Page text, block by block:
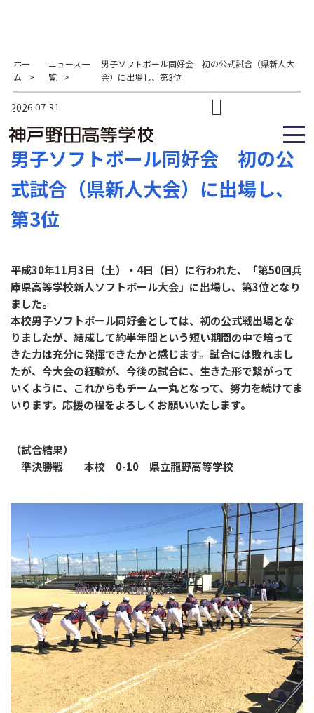
ホー
ム
>
ニュース一
覧
>
男子ソフトボール同好会 初の公式試合（県新人大
会）に出場し、第3位
2026.07.31
男子ソフトボール同好会 初の公
式試合（県新人大会）に出場し、
第3位
平成30年11月3日（土）・4日（日）に行われた、「第50回兵
庫県高等学校新人ソフトボール大会」に出場し、第3位となり
ました。
本校男子ソフトボール同好会としては、初の公式戦出場とな
りましたが、結成して約半年間という短い期間の中で培って
きた力は充分に発揮できたかと感じます。試合には敗れまし
たが、今大会の経験が、今後の試合に、生きた形で繋がって
いくように、これからもチーム一丸となって、努力を続けてま
いります。応援の程をよろしくお願いいたします。
（試合結果）
準決勝戦 本校 0-10 県立龍野高等学校